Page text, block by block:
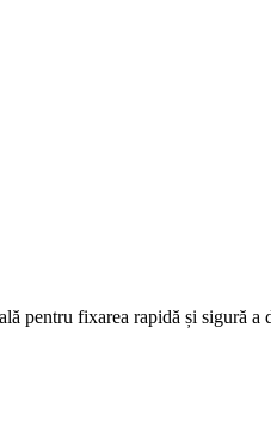
pentru fixarea rapidă și sigură